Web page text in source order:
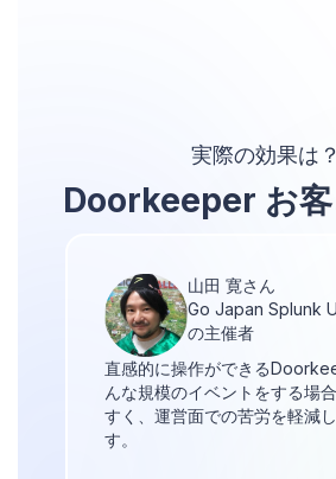
実際の効果は？
Doorkeeper お
山田 寛さん
Go Japan Splunk
の主催者
直感的に操作ができる
んな規模のイベントをする場
すく、運営面での苦労を軽減
す。